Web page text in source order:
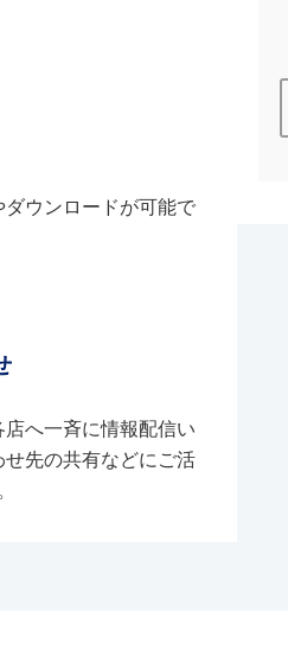
ウンロードが可能で
へ一斉に情報配信い
先の共有などにご活